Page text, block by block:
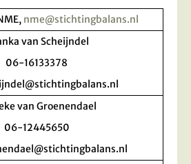
nme@stichtingbalans.nl
van Scheijndel
06-16133378
van Groenendael
06-12445650